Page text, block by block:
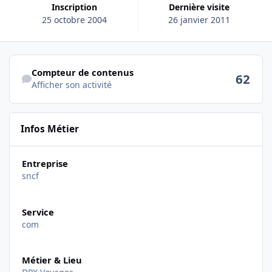
Inscription
25 octobre 2004
Dernière visite
26 janvier 2011
Afficher son activité
Compteur de contenus
Afficher son activité 62
Infos Métier
Entreprise
sncf
Service
com
Métier & Lieu